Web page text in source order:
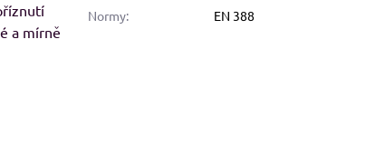
a mírně
Normy: EN 388
BASIC 134, dámské Adler